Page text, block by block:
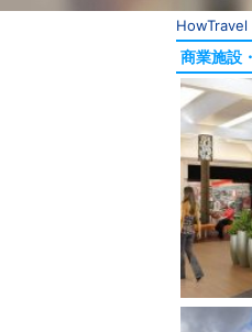
HowTravel
商業施設